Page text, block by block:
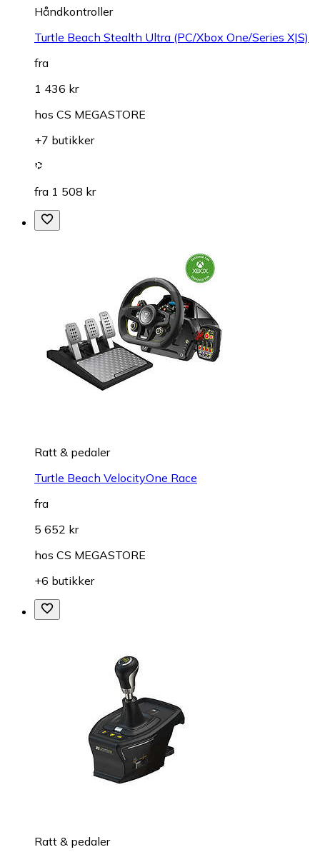
Håndkontroller
Turtle Beach Stealth Ultra (PC/Xbox One/Series X|S)
fra
1 436 kr
hos CS MEGASTORE
+7 butikker
fra 1 508 kr
Ratt & pedaler
Turtle Beach VelocityOne Race
fra
5 652 kr
hos CS MEGASTORE
+6 butikker
Ratt & pedaler